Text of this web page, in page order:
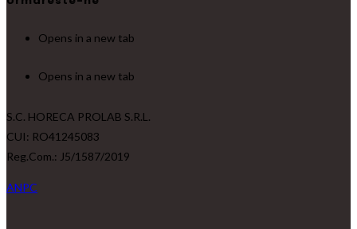
Opens in a new tab
Opens in a new tab
S.C. HORECA PROLAB S.R.L.
CUI: RO41245083
Reg.Com.: J5/1587/2019
ANPC